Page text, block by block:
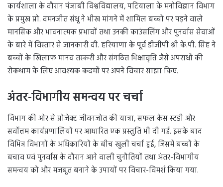
कार्यशाला के दौरान पंजाबी विश्वविद्यालय, पटियाला के मनोविज्ञान विभाग
के प्रमुख प्रो. दमनजीत संधू ने भीख मांगने में शामिल बच्चों पर पड़ने वाले
मानसिक और भावनात्मक प्रभावों तथा उनकी काउंसलिंग और पुनर्वास सेवाओं
के बारे में विस्तार से जानकारी दी. हरियाणा के पूर्व डीजीपी श्री के.पी. सिंह ने
बच्चों के खिलाफ मानव तस्करी और संगठित भिक्षावृत्ति जैसे अपराधों की
रोकथाम के लिए आवश्यक कदमों पर अपने विचार साझा किए.
अंतर-विभागीय समन्वय पर चर्चा
विभाग की ओर से प्रोजेक्ट जीवनजोत की यात्रा, सफल केस स्टडी और
सर्वोत्तम कार्यप्रणालियों पर आधारित एक प्रस्तुति भी दी गई. इसके बाद
विभिन्न विभागों के अधिकारियों के बीच खुली चर्चा हुई, जिसमें बच्चों के
बचाव एवं पुनर्वास के दौरान आने वाली चुनौतियों तथा अंतर-विभागीय
समन्वय को और मजबूत बनाने के उपायों पर विचार-विमर्श किया गया.